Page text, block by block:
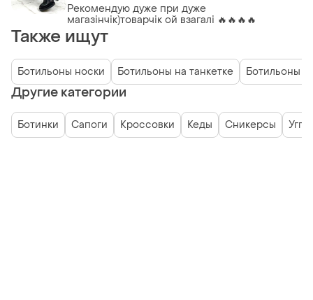
Рекомендую дуже при дуже
магазінчік)товарчік ой взагалі 🔥🔥🔥🔥
Также ищут
Ботильоны носки Ботильоны на танкетке Ботильоны
Другие категории
Ботинки Сапоги Кроссовки Кеды Сникерсы Угги